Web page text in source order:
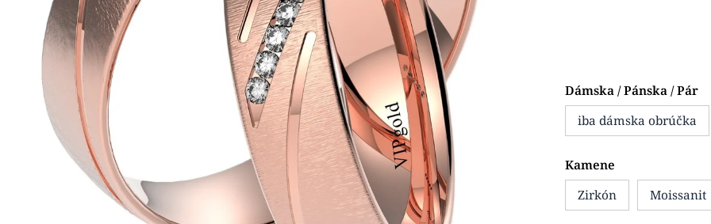
Dámska / Pánska / Pár
iba dámska obrúčka
Kamene
Zirkón
Moissanit